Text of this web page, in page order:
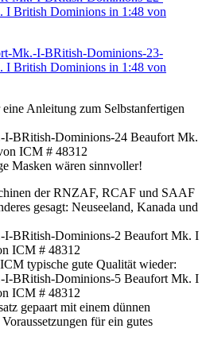
Anleitung zum Selbstanfertigen
Masken wären sinnvoller!
der RNZAF, RCAF und SAAF
gesagt: Neuseeland, Kanada und
typische gute Qualität wieder:
gepaart mit einem dünnen
für ein gutes